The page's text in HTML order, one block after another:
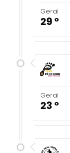
Geral
29 º
Geral
23 º